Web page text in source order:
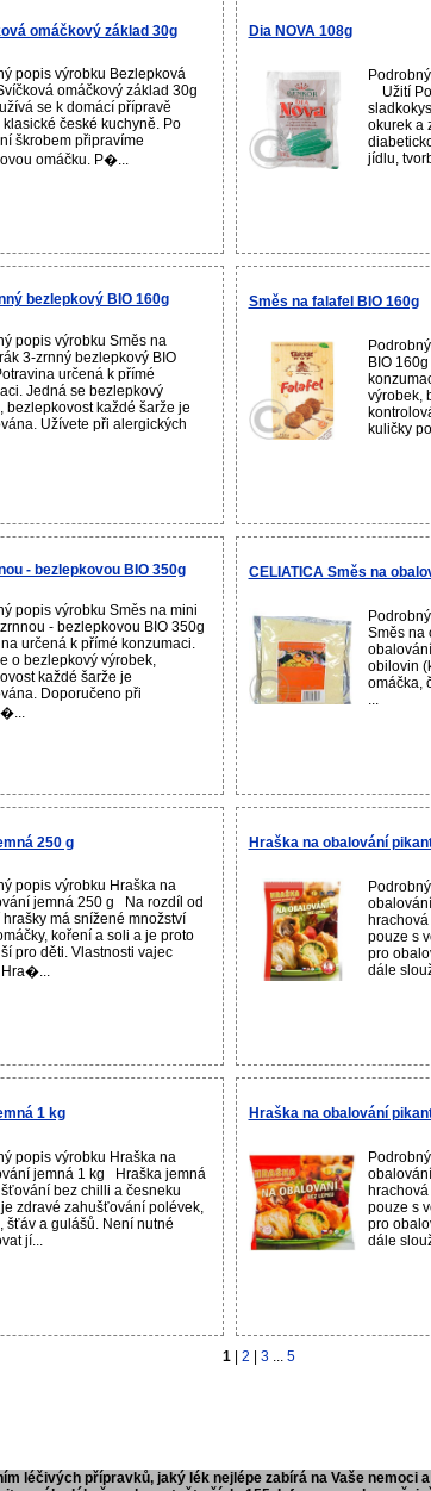
omáčkový základ 30g
popis výrobku Bezlepková
omáčkový základ 30g
se k domácí přípravě
české kuchyně. Po
škrobem připravíme
omáčku. P�...
Dia NOVA 108g
Užití
okurek a
jídlu,
bezlepkový BIO 160g
popis výrobku Směs na
3-zrnný bezlepkový BIO
určená k přímé
Jedná se bezlepkový
bezlepkovost každé šarže je
Užívete při alergických
Směs na falafel BIO 160g
BIO
výrobek,
kuličky
- bezlepkovou BIO 350g
popis výrobku Směs na mini
- bezlepkovou BIO 350g
určená k přímé konzumaci.
o bezlepkový výrobek,
každé šarže je
Doporučeno při
CELIATICA Směs na
Směs na
obilovin
omáčka,
...
250 g
popis výrobku Hraška na
jemná 250 g Na rozdíl od
má snížené množství
koření a soli a je proto
pro děti. Vlastnosti vajec
Hra�...
Hraška na obalování
pouze s
pro
dále
1 kg
popis výrobku Hraška na
jemná 1 kg Hraška jemná
bez chilli a česneku
zdravé zahušťování polévek,
šťáv a gulášů. Není nutné
jí...
Hraška na obalování
pouze s
pro
dále
1 2 3... 5
léčivých přípravků, jaký lék nejlépe zabírá na Vaše